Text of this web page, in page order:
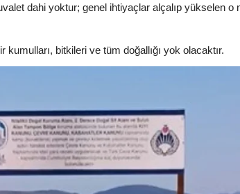
dahi yoktur; genel ihtiyaçlar alçalıp yükselen o
bitkileri ve tüm doğallığı yok olacaktır.